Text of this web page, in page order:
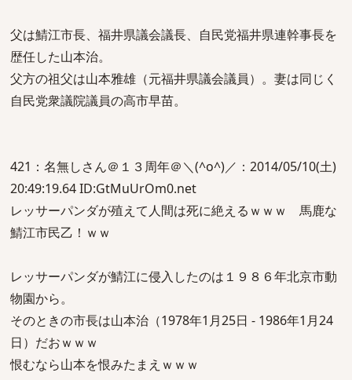
父は鯖江市長、福井県議会議長、自民党福井県連幹事長を
歴任した山本治。
父方の祖父は山本雅雄（元福井県議会議員）。妻は同じく
自民党衆議院議員の高市早苗。
421：名無しさん＠１３周年＠＼(^o^)／：2014/05/10(土)
20:49:19.64 ID:GtMuUrOm0.net
レッサーパンダが殖えて人間は死に絶えるｗｗｗ 馬鹿な
鯖江市民乙！ｗｗ
レッサーパンダが鯖江に侵入したのは１９８６年北京市動
物園から。
そのときの市長は山本治（1978年1月25日 - 1986年1月24
日）だおｗｗｗ
恨むなら山本を恨みたまえｗｗｗ